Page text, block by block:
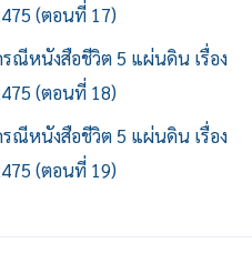
(ตอนที่ 17)
ณีหนังสือชีวิต 5 แผ่นดิน เรื่อง
(ตอนที่ 18)
ณีหนังสือชีวิต 5 แผ่นดิน เรื่อง
(ตอนที่ 19)